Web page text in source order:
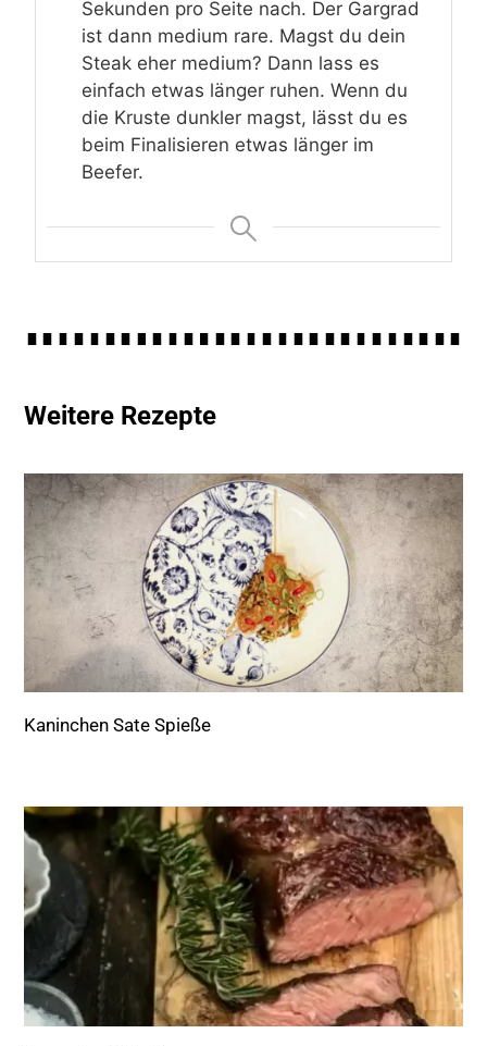
Sekunden pro Seite nach. Der Gargrad
ist dann medium rare. Magst du dein
Steak eher medium? Dann lass es
einfach etwas länger ruhen. Wenn du
die Kruste dunkler magst, lässt du es
beim Finalisieren etwas länger im
Beefer.
Weitere Rezepte
Kaninchen Sate Spieße